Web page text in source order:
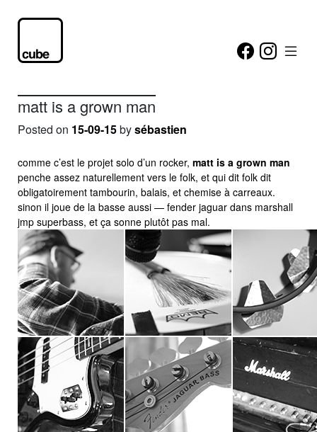
matt is a grown man
Posted on 15-09-15bysébastien
comme c’est le projet solo d’un rocker, matt is a grown man
penche assez naturellement vers le folk, et qui dit folk dit
obligatoirement tambourin, balais, et chemise à carreaux.
sinon il joue de la basse aussi — fender jaguar dans marshall
jmp superbass, et ça sonne plutôt pas mal.